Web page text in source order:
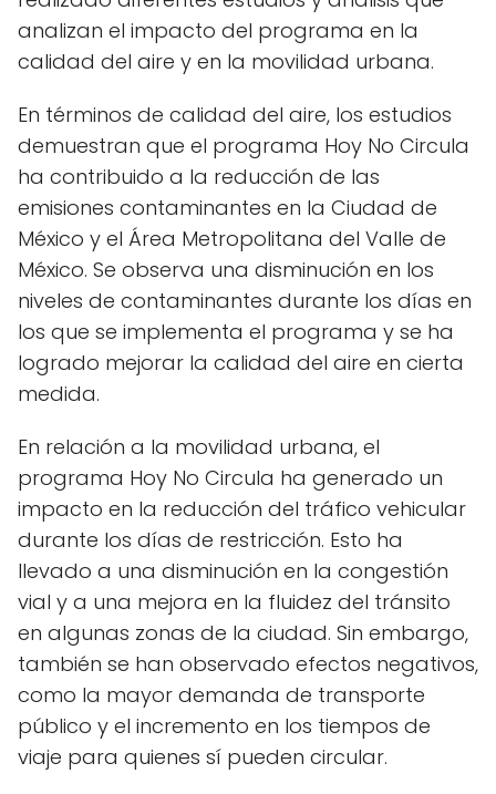
analizan el impacto del programa en la
calidad del aire y en la movilidad urbana.
En términos de calidad del aire, los estudios
demuestran que el programa Hoy No Circula
ha contribuido a la reducción de las
emisiones contaminantes en la Ciudad de
México y el Área Metropolitana del Valle de
México. Se observa una disminución en los
niveles de contaminantes durante los días en
los que se implementa el programa y se ha
logrado mejorar la calidad del aire en cierta
medida.
En relación a la movilidad urbana, el
programa Hoy No Circula ha generado un
impacto en la reducción del tráfico vehicular
durante los días de restricción. Esto ha
llevado a una disminución en la congestión
vial y a una mejora en la fluidez del tránsito
en algunas zonas de la ciudad. Sin embargo,
también se han observado efectos negativos,
como la mayor demanda de transporte
público y el incremento en los tiempos de
viaje para quienes sí pueden circular.